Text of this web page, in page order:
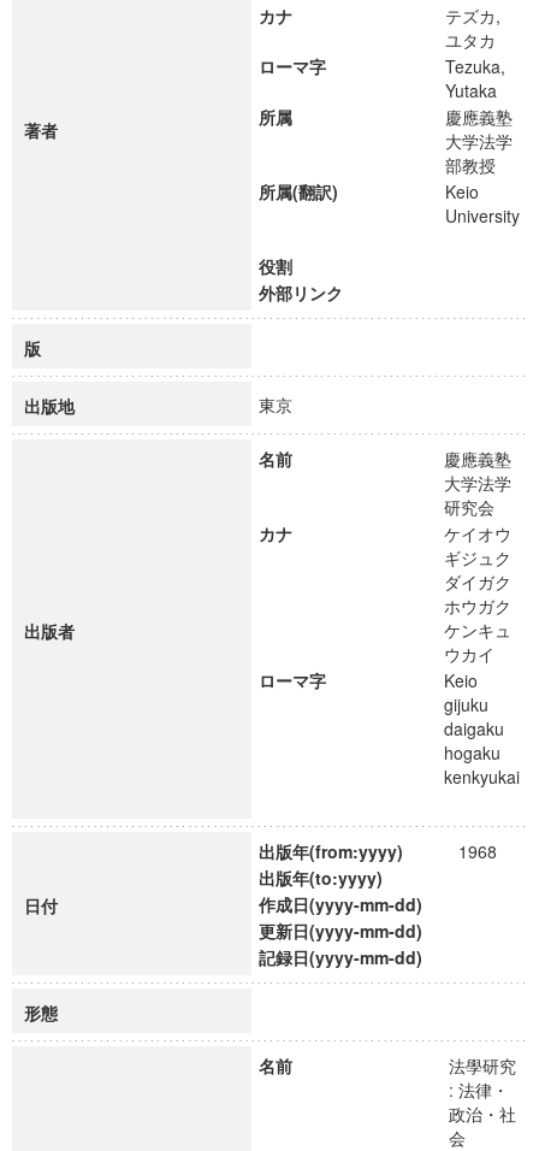
著者
カナ
テズカ,
ユタカ
ローマ字
Tezuka,
Yutaka
所属
慶應義塾
大学法学
部教授
所属(翻訳)
Keio
University
役割
外部リンク
版
出版地 東京
出版者
名前
慶應義塾
大学法学
研究会
カナ
ケイオウ
ギジュク
ダイガク
ホウガク
ケンキュ
ウカイ
ローマ字
Keio
gijuku
daigaku
hogaku
kenkyukai
日付
出版年(from:yyyy)
1968
出版年(to:yyyy)
作成日(yyyy-mm-dd)
更新日(yyyy-mm-dd)
記録日(yyyy-mm-dd)
形態
名前
法學研究
: 法律・
政治・社
会